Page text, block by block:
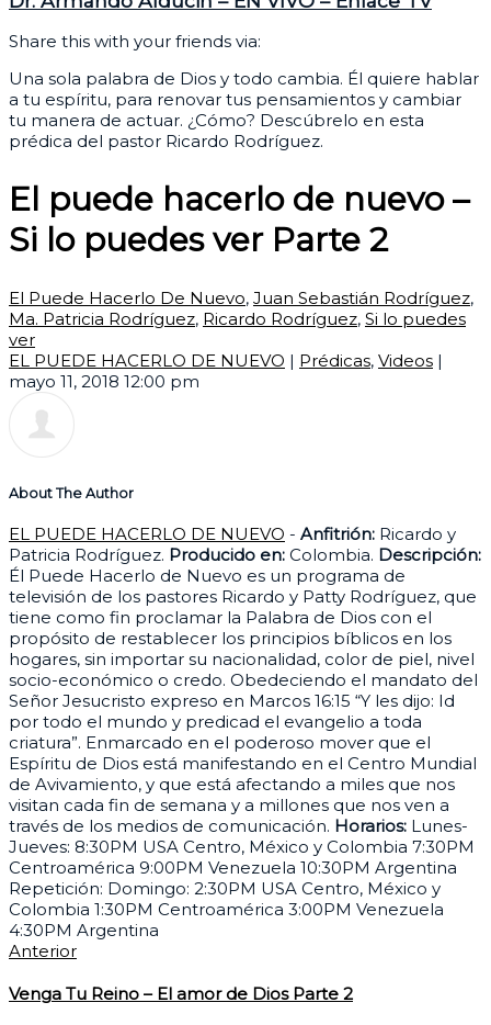
Share this with your friends via:
Una sola palabra de Dios y todo cambia. Él quiere hablar
a tu espíritu, para renovar tus pensamientos y cambiar
tu manera de actuar. ¿Cómo? Descúbrelo en esta
prédica del pastor Ricardo Rodríguez.
El puede hacerlo de nuevo –
Si lo puedes ver Parte 2
El Puede Hacerlo De Nuevo, Juan Sebastián Rodríguez,
Ma. Patricia Rodríguez, Ricardo Rodríguez, Si lo puedes
ver
EL PUEDE HACERLO DE NUEVO | Prédicas, Videos |
mayo 11, 2018 12:00 pm
About The Author
EL PUEDE HACERLO DE NUEVO - Anfitrión: Ricardo y
Patricia Rodríguez. Producido en: Colombia. Descripción:
Él Puede Hacerlo de Nuevo es un programa de
televisión de los pastores Ricardo y Patty Rodríguez, que
tiene como fin proclamar la Palabra de Dios con el
propósito de restablecer los principios bíblicos en los
hogares, sin importar su nacionalidad, color de piel, nivel
socio-económico o credo. Obedeciendo el mandato del
Señor Jesucristo expreso en Marcos 16:15 “Y les dijo: Id
por todo el mundo y predicad el evangelio a toda
criatura”. Enmarcado en el poderoso mover que el
Espíritu de Dios está manifestando en el Centro Mundial
de Avivamiento, y que está afectando a miles que nos
visitan cada fin de semana y a millones que nos ven a
través de los medios de comunicación. Horarios: Lunes-
Jueves: 8:30PM USA Centro, México y Colombia 7:30PM
Centroamérica 9:00PM Venezuela 10:30PM Argentina
Repetición: Domingo: 2:30PM USA Centro, México y
Colombia 1:30PM Centroamérica 3:00PM Venezuela
4:30PM Argentina
Anterior
Venga Tu Reino – El amor de Dios Parte 2